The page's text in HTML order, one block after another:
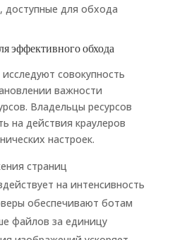
доступные для обхода
эффективного обхода
совокупность
важности
Владельцы ресурсов
на действия краулеров
настроек.
страниц
на интенсивность
обеспечивают ботам
файлов за единицу